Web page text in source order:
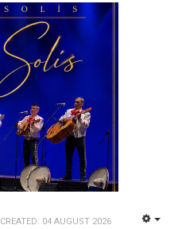
CREATED: 04 AUGUST 2026